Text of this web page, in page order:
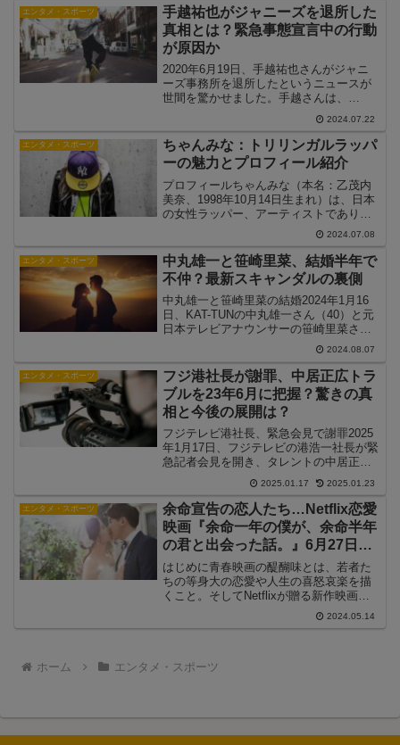
エンタメ・スポーツ
手越祐也がジャニーズを退所した
真相とは？緊急事態宣言中の行動
が原因か
2020年6月19日、手越祐也さんがジャニ
ーズ事務所を退所したというニュースが
世間を驚かせました。手越さんは、
NEWSのメンバーとして長年活動してき
ましたが、なぜこのタイミングで退所す
ることになったのでしょうか。この記事
では、手越祐也さんの...
2024.07.22
エンタメ・スポーツ
ちゃんみな：トリリンガルラッパ
ーの魅力とプロフィール紹介
プロフィールちゃんみな（本名：乙茂内
美奈、1998年10月14日生まれ）は、日本
の女性ラッパー、アーティストであり、
その多才な才能と独自のスタイルで注目
を集めています。彼女は東京都練馬区出
身で、「練馬のビヨンセ」とも呼ばれて
います。ちゃん...
2024.07.08
エンタメ・スポーツ
中丸雄一と笹崎里菜、結婚半年で
不仲？最新スキャンダルの裏側
中丸雄一と笹崎里菜の結婚2024年1月16
日、KAT-TUNの中丸雄一さん（40）と元
日本テレビアナウンサーの笹崎里菜さん
（31）が結婚を発表しました。このニュ
ースは多くの人々を驚かせましたが、そ
の背景にはどのような経緯があったので
しょうか...
2024.08.07
エンタメ・スポーツ
フジ港社長が謝罪、中居正広トラ
ブルを23年6月に把握？驚きの真
相と今後の展開は？
フジテレビ港社長、緊急会見で謝罪2025
年1月17日、フジテレビの港浩一社長が緊
急記者会見を開き、タレントの中居正広
氏をめぐる女性トラブルについて謝罪し
ました。港社長は「一連の報道により、
視聴者の皆様をはじめ、関係者の皆様に
多大なご迷惑、ご...
2025.01.17 2025.01.23
エンタメ・スポーツ
余命宣告の恋人たち…Netflix恋愛
映画『余命一年の僕が、余命半年
の君と出会った話。』6月27日独
占配信!永瀬廉&出口夏希の切ない
恋に酔いしれろ
はじめに青春映画の醍醐味とは、若者た
ちの等身大の恋愛や人生の喜怒哀楽を描
くこと。そしてNetflixが贈る新作映画
『余命一年の僕が、余命半年の君と出会
った話。』は、まさにそんな要素を全て
2024.05.14
ホーム エンタメ・スポーツ